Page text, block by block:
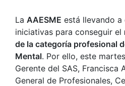
La AAESME está llevando a
iniciativas para conseguir el
de la categoría profesional
Mental. Por ello, este
Gerente del SAS, Francisca
General de Profesionales,